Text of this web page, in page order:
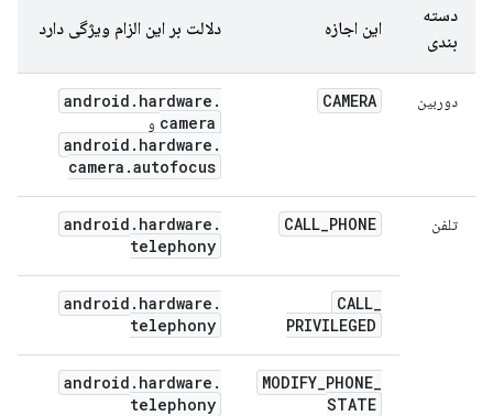
دسته
بندی
این اجازه دلالت بر این الزام ویژگی دارد
دوربین CAMERA
android . hardware .
camera و
android . hardware .
camera .autofocus
تلفن CALL_PHONE
android . hardware .
telephony
CALL_
PRIVILEGED
android . hardware .
telephony
MODIFY_PHONE_
STATE
android . hardware .
telephony